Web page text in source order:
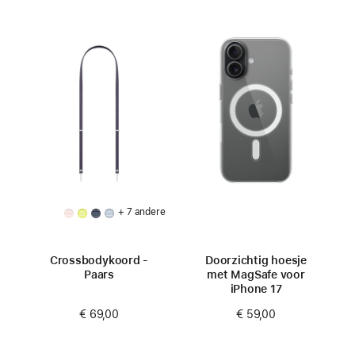
+ 7 andere
Crossbodykoord -
Paars
€ 69,00
Doorzichtig hoesje
met MagSafe voor
iPhone 17
€ 59,00